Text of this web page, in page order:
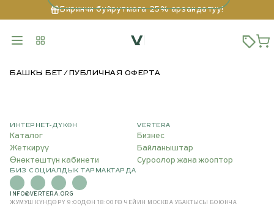
Биринчи буйрутмага 25% арзандатуу!
БАШКЫ БЕТ ПУБЛИЧНАЯ ОФЕРТА
ИНТЕРНЕТ-ДҮКӨН
Каталог
Жеткирүү
Өнөктөштүн кабинети
VERTERA
Бизнес
Байланыштар
Суроолор жана жооптор
БИЗ СОЦИАЛДЫК ТАРМАКТАРДА
INFO@VERTERA.ORG
ЖУМУШ КҮНДӨРҮ 9:00ДӨН 18:00ГӨ ЧЕЙИН
МОСКВА УБАКТЫСЫ БОЮНЧА